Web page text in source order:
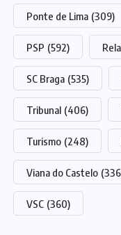
Ponte de Lima (309)
PSP (592)
SC Braga (535)
Tribunal (406)
Turismo (248)
Viana do Castelo
VSC (360)